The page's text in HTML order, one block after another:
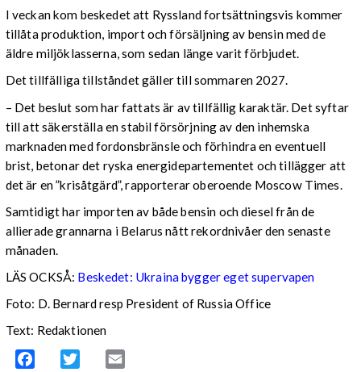
I veckan kom beskedet att Ryssland fortsättningsvis kommer
tillåta produktion, import och försäljning av bensin med de
äldre miljöklasserna, som sedan länge varit förbjudet.
Det tillfälliga tillståndet gäller till sommaren 2027.
– Det beslut som har fattats är av tillfällig karaktär. Det syftar
till att säkerställa en stabil försörjning av den inhemska
marknaden med fordonsbränsle och förhindra en eventuell
brist, betonar det ryska energidepartementet och tillägger att
det är en ”krisåtgärd”, rapporterar oberoende Moscow Times.
Samtidigt har importen av både bensin och diesel från de
allierade grannarna i Belarus nått rekordnivåer den senaste
månaden.
LÄS OCKSÅ: Beskedet: Ukraina bygger eget supervapen
Foto: D. Bernard resp President of Russia Office
Text: Redaktionen
Facebook Twitter